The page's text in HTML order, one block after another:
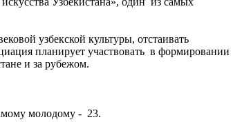
узбекской культуры, отстаивать
планирует участвовать в формировании
и за рубежом.
молодому - 23.